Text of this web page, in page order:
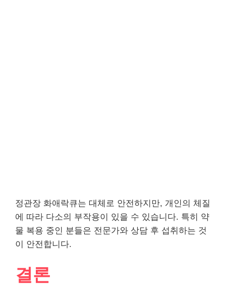
정관장 화애락큐는 대체로 안전하지만, 개인의 체질
에 따라 다소의 부작용이 있을 수 있습니다. 특히 약
물 복용 중인 분들은 전문가와 상담 후 섭취하는 것
이 안전합니다.
결론